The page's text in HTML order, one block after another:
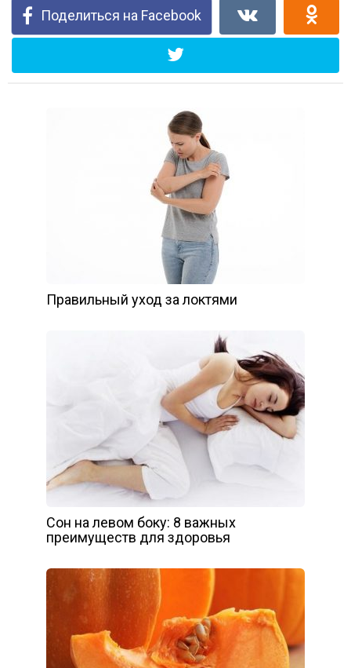
Поделиться на Facebook
Правильный уход за локтями
Сон на левом боку: 8 важных
преимуществ для здоровья